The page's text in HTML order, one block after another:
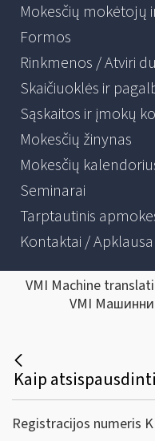
Mokesčių mokėtojų
Formos
Rinkmenos / Atviri
Skaičiuoklės ir
Sąskaitos ir įmokų
Mokesčių žinynas
Mokesčių
Seminarai
Tarptautinis
Kontaktai / Apklausa
VMI Machine
VMI
Registracijos numeris